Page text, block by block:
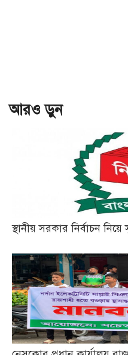
আরও ড়ুন
স্থানীয় সরকার নির্বাচন